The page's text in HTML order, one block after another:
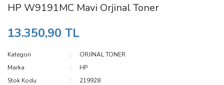
HP W9191MC Mavi Orjinal Toner
13.350,90 TL
Kategori
ORJİNAL TONER
Marka
HP
Stok Kodu
219928